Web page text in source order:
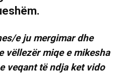
e ju mergimar dhe
vëllezër miqe e mikesha
veqant të ndja ket vido